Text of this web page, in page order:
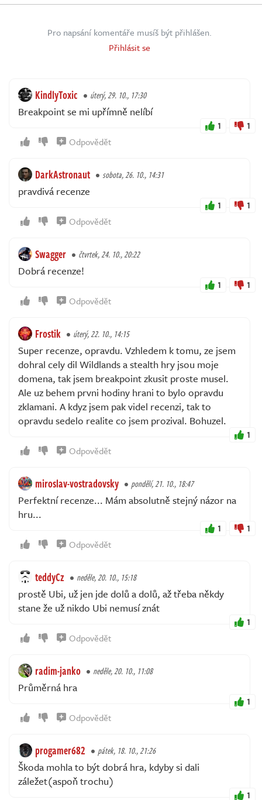
Pro napsání komentáře musíš být přihlášen.
Přihlásit se
KindlyToxic úterý, 29. 10., 17:30
Breakpoint se mi upřímně nelíbí
1 1
Odpovědět
DarkAstronaut sobota, 26. 10., 14:31
pravdivá recenze
1 1
Odpovědět
Swagger čtvrtek, 24. 10., 20:22
Dobrá recenze!
1 1
Odpovědět
Frostik úterý, 22. 10., 14:15
Super recenze, opravdu. Vzhledem k tomu, ze jsem
dohral cely dil Wildlands a stealth hry jsou moje
domena, tak jsem breakpoint zkusit proste musel.
Ale uz behem prvni hodiny hrani to bylo opravdu
zklamani. A kdyz jsem pak videl recenzi, tak to
opravdu sedelo realite co jsem prozival. Bohuzel.
1
Odpovědět
miroslav-vostradovsky pondělí, 21. 10., 18:47
Perfektní recenze... Mám absolutně stejný názor na
hru...
1 1
Odpovědět
teddyCz neděle, 20. 10., 15:18
prostě Ubi, už jen jde dolů a dolů, až třeba někdy
stane že už nikdo Ubi nemusí znát
1
Odpovědět
radim-janko neděle, 20. 10., 11:08
Průměrná hra
1
Odpovědět
progamer682 pátek, 18. 10., 21:26
Škoda mohla to být dobrá hra, kdyby si dali
záležet(aspoň trochu)
1